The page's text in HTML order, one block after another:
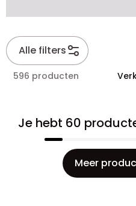
Alle filters
596 producten
Je hebt 60
Meer